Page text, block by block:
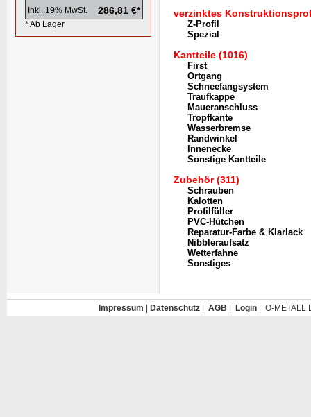
Inkl. 19% MwSt. 286,81 €*
* Ab Lager
verzinktes
Z-Profil
Spezial
Kantteile (1016)
First
Ortgang
Schneefangsystem
Traufkappe
Maueranschluss
Tropfkante
Wasserbremse
Randwinkel
Innenecke
Sonstige Kantteile
Zubehör (311)
Schrauben
Kalotten
Profilfüller
PVC-Hütchen
Reparatur-Farbe & Klarlack
Nibbleraufsatz
Wetterfahne
Sonstiges
Impressum Datenschutz| AGB Login| O-METALL